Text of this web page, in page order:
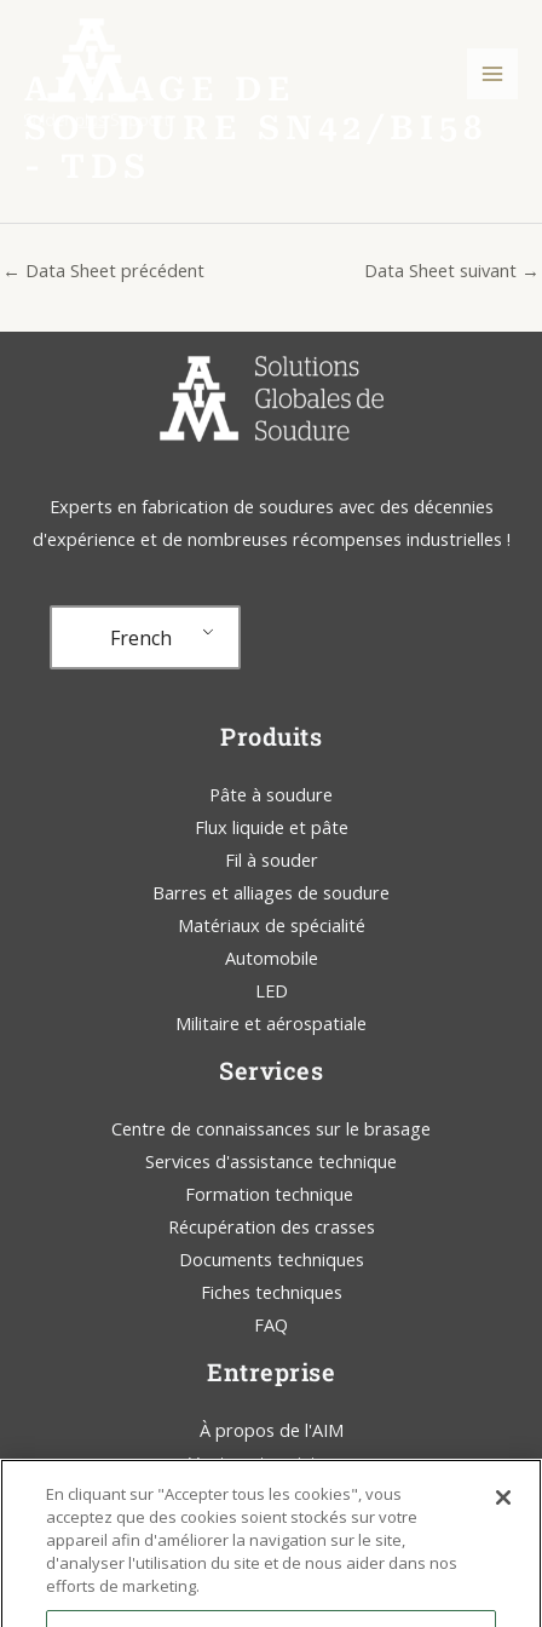
← Data Sheet précédent Data Sheet suivant →
Experts en fabrication de soudures avec des décennies
d'expérience et de nombreuses récompenses industrielles !
French
Produits
Pâte à soudure
Flux liquide et pâte
Fil à souder
Barres et alliages de soudure
Matériaux de spécialité
Automobile
LED
Militaire et aérospatiale
Services
Centre de connaissances sur le brasage
Services d'assistance technique
Formation technique
Récupération des crasses
Documents techniques
Fiches techniques
FAQ
Entreprise
À propos de l'AIM
Ventes et assistance
AIM Solder Blog
Conditions générales d'utilisation
Déclaration juridique
Sensibilisation à l'environnement
En cliquant sur "Accepter tous les cookies", vous
acceptez que des cookies soient stockés sur votre
appareil afin d'améliorer la navigation sur le site,
d'analyser l'utilisation du site et de nous aider dans nos
efforts de marketing.